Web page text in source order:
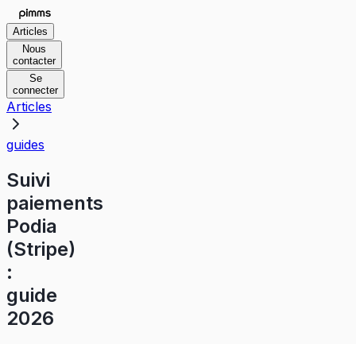
Articles
Nous
contacter
Se
connecter
Articles
guides
Suivi
paiements
Podia
(Stripe)
:
guide
2026